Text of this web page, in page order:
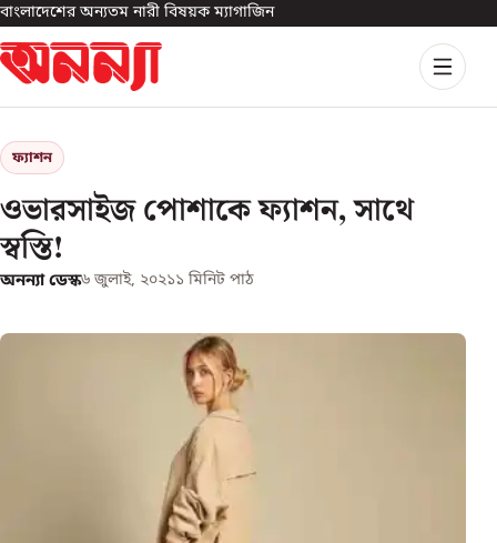
বাংলাদেশের অন্যতম নারী বিষয়ক ম্যাগাজিন
ফ্যাশন
ওভারসাইজ পোশাকে ফ্যাশন, সাথে
স্বস্তি!
অনন্যা ডেস্ক৬ জুলাই, ২০২১১ মিনিট পাঠ